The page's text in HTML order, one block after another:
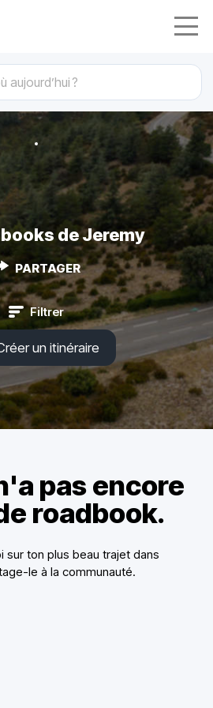
de Jeremy
PARTAGER
Filtrer
un itinéraire
pas encore
roadbook.
sur ton plus beau trajet dans
le à la communauté.